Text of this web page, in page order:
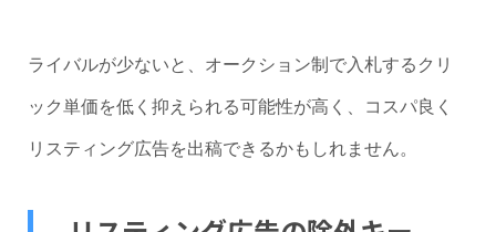
ライバルが少ないと、オークション制で入札するクリ
ック単価を低く抑えられる可能性が高く、コスパ良く
リスティング広告を出稿できるかもしれません。